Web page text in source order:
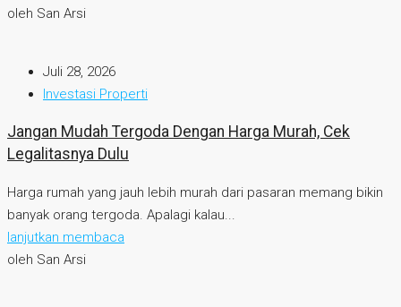
oleh San Arsi
Juli 28, 2026
Investasi Properti
Jangan Mudah Tergoda Dengan Harga Murah, Cek
Legalitasnya Dulu
Harga rumah yang jauh lebih murah dari pasaran memang bikin
banyak orang tergoda. Apalagi kalau...
lanjutkan membaca
oleh San Arsi